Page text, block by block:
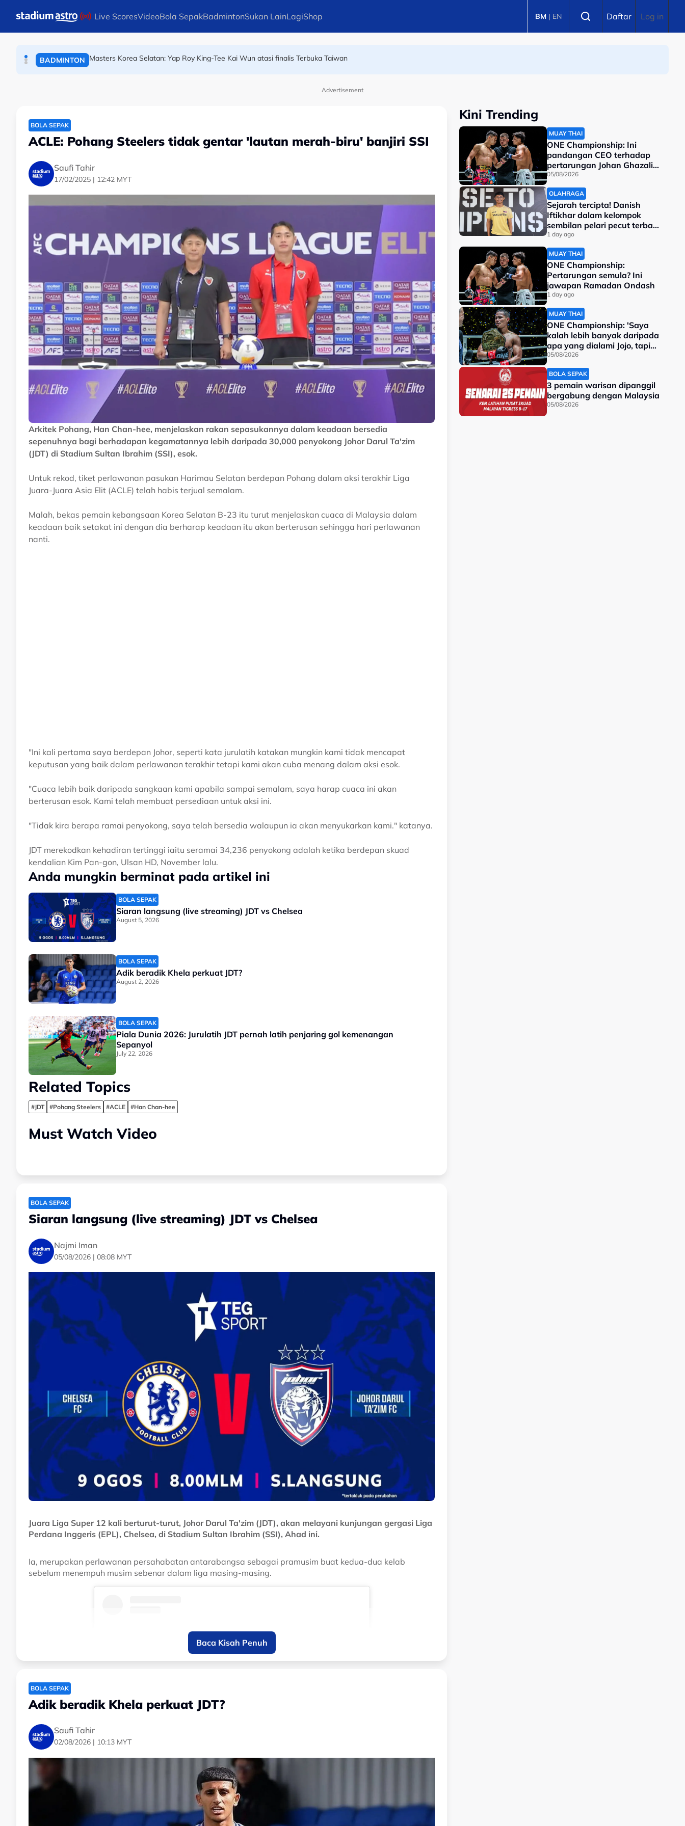
Live ScoresVideoBola SepakBadmintonSukan LainLagiShop BM | EN Daftar Log in
OLAHRAGA
BADMINTON Masters Korea Selatan: Yap Roy King-Tee Kai Wun atasi finalis Terbuka Taiwan
Advertisement
BOLA SEPAK
ACLE: Pohang Steelers tidak gentar 'lautan merah-biru' banjiri SSI
Saufi Tahir
17/02/2025 | 12:42 MYT
Arkitek Pohang, Han Chan-hee, menjelaskan rakan sepasukannya dalam keadaan bersedia
sepenuhnya bagi berhadapan kegamatannya lebih daripada 30,000 penyokong Johor Darul Ta'zim
(JDT) di Stadium Sultan Ibrahim (SSI), esok.
Untuk rekod, tiket perlawanan pasukan Harimau Selatan berdepan Pohang dalam aksi terakhir Liga
Juara-Juara Asia Elit (ACLE) telah habis terjual semalam.
Malah, bekas pemain kebangsaan Korea Selatan B-23 itu turut menjelaskan cuaca di Malaysia dalam
keadaan baik setakat ini dengan dia berharap keadaan itu akan berterusan sehingga hari perlawanan
nanti.
"Ini kali pertama saya berdepan Johor, seperti kata jurulatih katakan mungkin kami tidak mencapat
keputusan yang baik dalam perlawanan terakhir tetapi kami akan cuba menang dalam aksi esok.
"Cuaca lebih baik daripada sangkaan kami apabila sampai semalam, saya harap cuaca ini akan
berterusan esok. Kami telah membuat persediaan untuk aksi ini.
"Tidak kira berapa ramai penyokong, saya telah bersedia walaupun ia akan menyukarkan kami." katanya.
JDT merekodkan kehadiran tertinggi iaitu seramai 34,236 penyokong adalah ketika berdepan skuad
kendalian Kim Pan-gon, Ulsan HD, November lalu.
Anda mungkin berminat pada artikel ini
BOLA SEPAK
Siaran langsung (live streaming) JDT vs Chelsea
August 5, 2026
BOLA SEPAK
Adik beradik Khela perkuat JDT?
August 2, 2026
BOLA SEPAK
Piala Dunia 2026: Jurulatih JDT pernah latih penjaring gol kemenangan
Sepanyol
July 22, 2026
Related Topics
#JDT #Pohang Steelers #ACLE #Han Chan-hee
Must Watch Video
BOLA SEPAK
Siaran langsung (live streaming) JDT vs Chelsea
Najmi Iman
05/08/2026 | 08:08 MYT
Juara Liga Super 12 kali berturut-turut, Johor Darul Ta'zim (JDT), akan melayani kunjungan gergasi Liga
Perdana Inggeris (EPL), Chelsea, di Stadium Sultan Ibrahim (SSI), Ahad ini.
Ia, merupakan perlawanan persahabatan antarabangsa sebagai pramusim buat kedua-dua kelab
sebelum menempuh musim sebenar dalam liga masing-masing.
Baca Kisah Penuh
BOLA SEPAK
Adik beradik Khela perkuat JDT?
Saufi Tahir
02/08/2026 | 10:13 MYT
Kini Trending
MUAY THAI
ONE Championship: Ini
pandangan CEO terhadap
pertarungan Johan Ghazali-
Ramadan Ondash
05/08/2026
OLAHRAGA
Sejarah tercipta! Danish
Iftikhar dalam kelompok
sembilan pelari pecut terbaik
dunia
1 day ago
MUAY THAI
ONE Championship:
Pertarungan semula? Ini
jawapan Ramadan Ondash
1 day ago
MUAY THAI
ONE Championship: 'Saya
kalah lebih banyak daripada
apa yang dialami Jojo, tapi
saya jadi juara dunia'
05/08/2026
BOLA SEPAK
3 pemain warisan dipanggil
bergabung dengan Malaysia
05/08/2026